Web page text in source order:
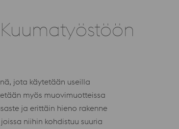
jota käytetään useilla
myös muovimuotteissa
ja erittäin hieno rakenne
niihin kohdistuu suuria